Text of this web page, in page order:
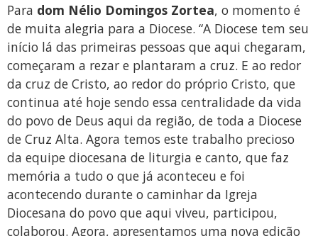
Para dom Nélio Domingos Zortea, o momento é
de muita alegria para a Diocese. “A Diocese tem seu
início lá das primeiras pessoas que aqui chegaram,
começaram a rezar e plantaram a cruz. E ao redor
da cruz de Cristo, ao redor do próprio Cristo, que
continua até hoje sendo essa centralidade da vida
do povo de Deus aqui da região, de toda a Diocese
de Cruz Alta. Agora temos este trabalho precioso
da equipe diocesana de liturgia e canto, que faz
memória a tudo o que já aconteceu e foi
acontecendo durante o caminhar da Igreja
Diocesana do povo que aqui viveu, participou,
colaborou. Agora, apresentamos uma nova edição